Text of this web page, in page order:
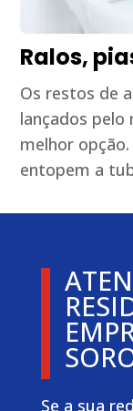
Ralos,
Os restos de
lançados pelo
melhor
entopem a
Se a sua